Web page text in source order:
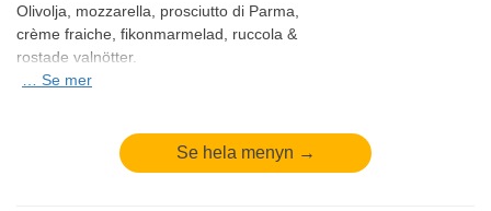
Olivolja, mozzarella, prosciutto di Parma,
crème fraiche, fikonmarmelad, ruccola &
rostade valnötter.
Allergener:
Se mer
Se hela menyn →